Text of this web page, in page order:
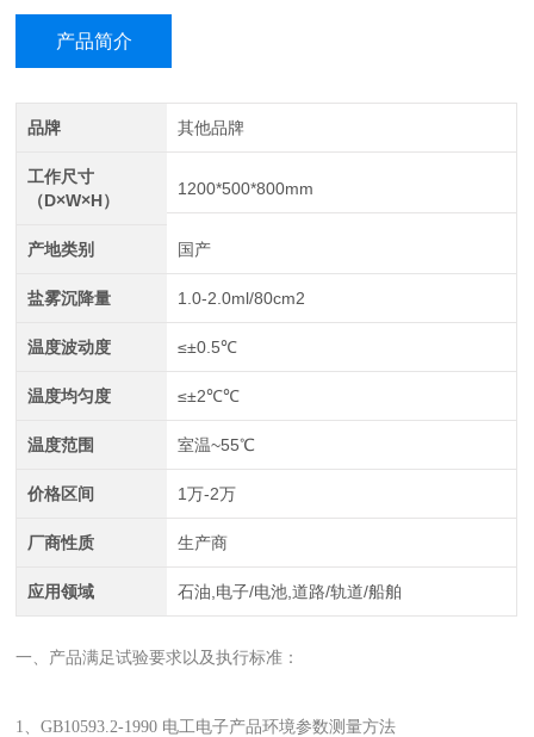
产品简介
品牌 其他品牌
工作尺寸
（D×W×H）
1200*500*800mm
产地类别 国产
盐雾沉降量 1.0-2.0ml/80cm2
温度波动度 ≤±0.5℃
温度均匀度 ≤±2℃℃
温度范围 室温~55℃
价格区间 1万-2万
厂商性质 生产商
应用领域 石油,电子/电池,道路/轨道/船舶
一、产品满足试验要求以及执行标准：
1、GB10593.2-1990 电工电子产品环境参数测量方法